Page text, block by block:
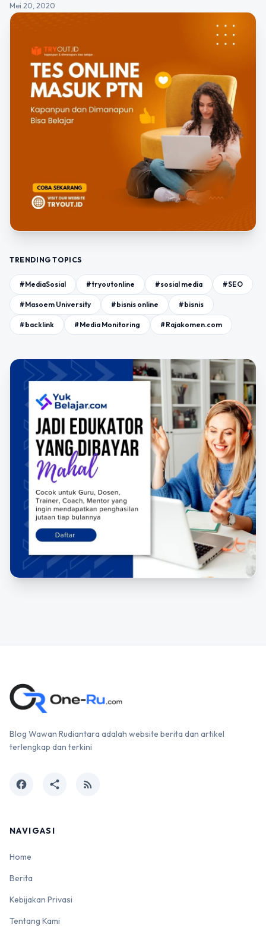
Mei 20, 2020
TRENDING TOPICS
#MediaSosial #tryoutonline #sosial media #SEO
#Masoem University #bisnis online #bisnis
#backlink #Media Monitoring #Rajakomen.com
Blog Wawan Rudiantara adalah website berita dan artikel
terlengkap dan terkini
facebook share rss_feed
NAVIGASI
Home
Berita
Kebijakan Privasi
Tentang Kami